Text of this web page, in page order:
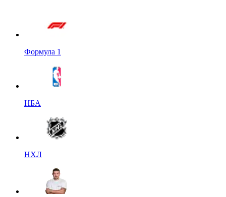
Формула 1
НБА
НХЛ